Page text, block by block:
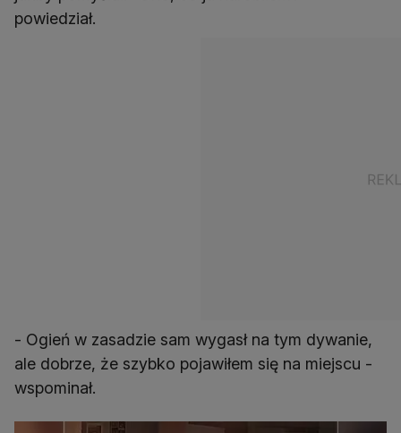
powiedział.
- Ogień w zasadzie sam wygasł na tym dywanie,
ale dobrze, że szybko pojawiłem się na miejscu -
wspominał.